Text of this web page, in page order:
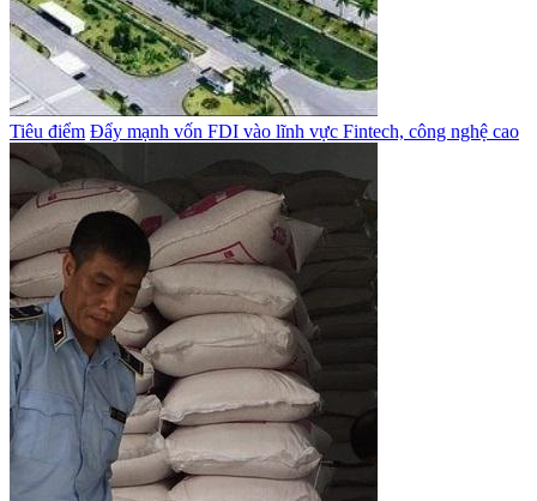
Tiêu điểm Đẩy mạnh vốn FDI vào lĩnh vực Fintech, công nghệ cao